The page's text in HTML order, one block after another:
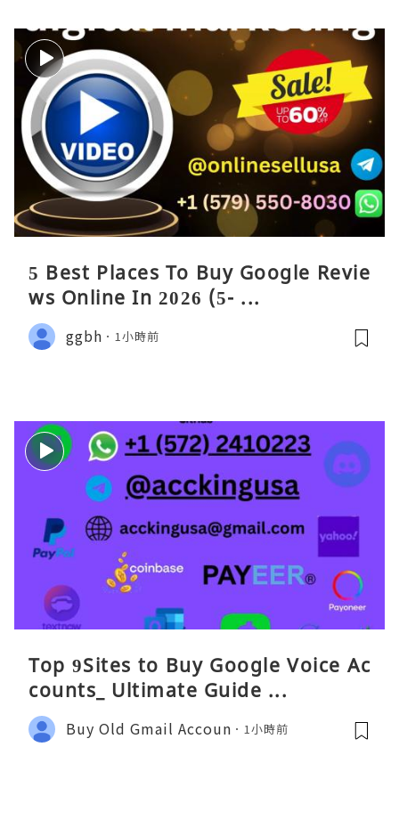
5 Best Places To Buy Google Revie
ws Online In 2026 (5- ...
ggbh 1小時前
Top 9Sites to Buy Google Voice Ac
counts_ Ultimate Guide ...
Buy Old Gmail Accoun 1小時前